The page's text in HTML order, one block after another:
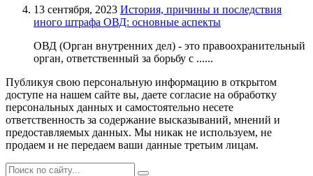
13 сентября, 2023 История, причины и последствия
иного штрафа ОВД: основные аспекты
ОВД (Орган внутренних дел) - это правоохранительный
орган, ответственный за борьбу с ......
Публикуя свою персональную информацию в открытом
доступе на нашем сайте вы, даете согласие на обработку
персональных данных и самостоятельно несете
ответственность за содержание высказываний, мнений и
предоставляемых данных. Мы никак не используем, не
продаем и не передаем ваши данные третьим лицам.